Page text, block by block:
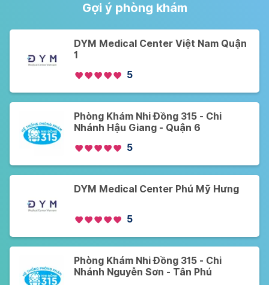
Gợi ý phòng khám
DYM Medical Center Việt Nam Quận
1
5
Phòng Khám Nhi Đồng 315 - Chi
Nhánh Hậu Giang - Quận 6
5
DYM Medical Center Phú Mỹ Hưng
5
Phòng Khám Nhi Đồng 315 - Chi
Nhánh Nguyễn Sơn - Tân Phú